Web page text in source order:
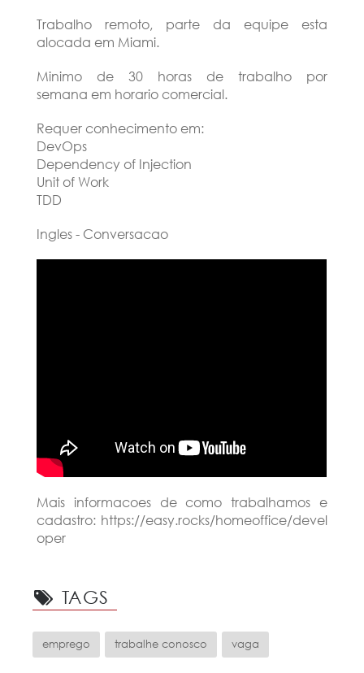
Trabalho remoto, parte da equipe esta
alocada em Miami.
Minimo de 30 horas de trabalho por
semana em horario comercial.
Requer conhecimento em:
DevOps
Dependency of Injection
Unit of Work
TDD
Ingles - Conversacao
Mais informacoes de como trabalhamos e
cadastro: https://easy.rocks/homeoffice/devel
oper
TAGS
emprego trabalhe conosco vaga